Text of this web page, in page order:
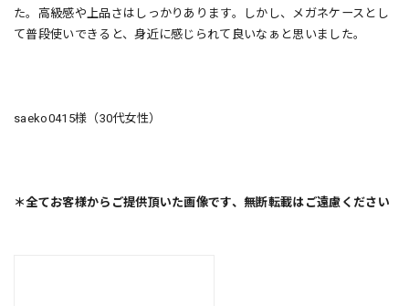
た。高級感や上品さはしっかりあります。しかし、メガネケースとし
て普段使いできると、身近に感じられて良いなぁと思いました。
saeko0415様（30代女性）
＊全てお客様からご提供頂いた画像です、無断転載はご遠慮ください